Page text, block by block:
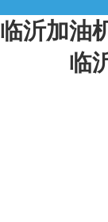
临沂加油
临